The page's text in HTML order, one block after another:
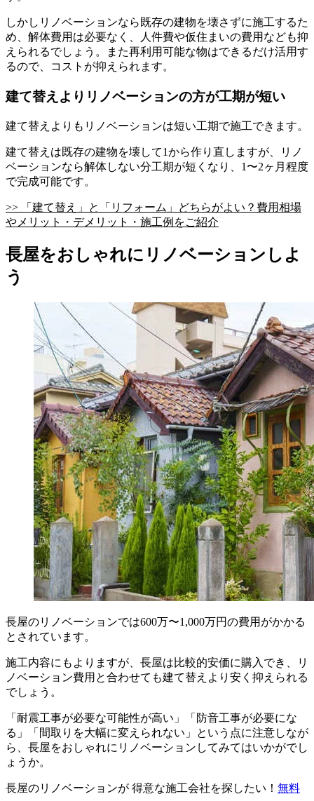
しかしリノベーションなら既存の建物を壊さずに施工するた
め、解体費用は必要なく、人件費や仮住まいの費用なども抑
えられるでしょう。また再利用可能な物はできるだけ活用す
るので、コストが抑えられます。
建て替えよりリノベーションの方が工期が短い
建て替えよりもリノベーションは短い工期で施工できます。
建て替えは既存の建物を壊して1から作り直しますが、リノ
ベーションなら解体しない分工期が短くなり、1〜2ヶ月程度
で完成可能です。
>> 「建て替え」と「リフォーム」どちらがよい？費用相場
やメリット・デメリット・施工例をご紹介
長屋をおしゃれにリノベーションしよ
う
長屋のリノベーションでは600万〜1,000万円の費用がかかる
とされています。
施工内容にもよりますが、長屋は比較的安価に購入でき、リ
ノベーション費用と合わせても建て替えより安く抑えられる
でしょう。
「耐震工事が必要な可能性が高い」「防音工事が必要にな
る」「間取りを大幅に変えられない」という点に注意しなが
ら、長屋をおしゃれにリノベーションしてみてはいかがでし
ょうか。
長屋のリノベーションが 得意な施工会社を探したい！ 無料